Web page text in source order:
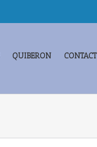
QUIBERON CONTACT